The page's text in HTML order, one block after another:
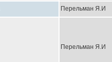
Перельман Я.И
Перельман Я.И